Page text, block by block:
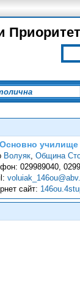
Волуяк, Община
029989040,
сайт: